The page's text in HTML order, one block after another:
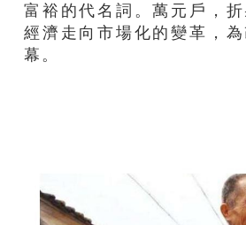
富裕的代名詞。萬元戶，
經濟走向市場化的變革，
幕。